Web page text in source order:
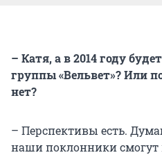
– Катя, а в 2014 году
группы «Вельвет»? Или
нет?
– Перспективы есть.
наши поклонники